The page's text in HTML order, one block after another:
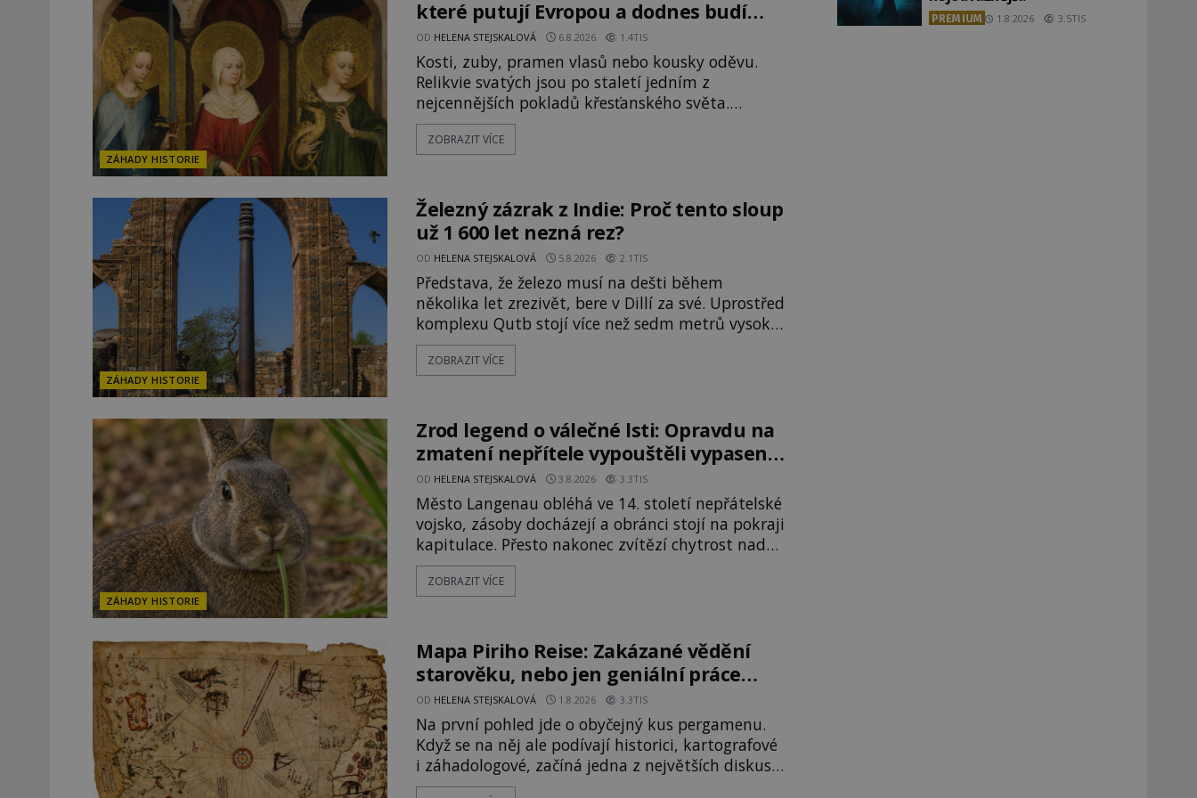
ZÁHADY HISTORIE
které putují Evropou a dodnes budí
úžas
OD HELENA STEJSKALOVÁ 6.8.2026 1.4TIS
Kosti, zuby, pramen vlasů nebo kousky oděvu.
Relikvie svatých jsou po staletí jedním z
nejcennějších pokladů křesťanského světa.
Některé mají pečlivě doloženou historii, jiné
provází záhady, krádeže i nečekané objevy. Jejich
středověké Evropě mají relikvie mimořádnou
hodnotu. Nejsou jen předmětem úcty
ZOBRAZIT VÍCE
ZÁHADY HISTORIE
Železný zázrak z Indie: Proč tento sloup
už 1 600 let nezná rez?
OD HELENA STEJSKALOVÁ 5.8.2026 2.1TIS
Představa, že železo musí na dešti během
několika let zrezivět, bere v Dillí za své. Uprostřed
komplexu Qutb stojí více než sedm metrů vysoký
železný sloup, který už přibližně 1 600 let odolává
počasí s jen nepatrnými stopami koroze. Jeho
materiálech. Moderní metalurgie však ukazuje, že
skutečné vysvětlení je ješt
ZOBRAZIT VÍCE
ZÁHADY HISTORIE
Zrod legend o válečné lsti: Opravdu na
zmatení nepřítele vypouštěli vypasené
králíky?
OD HELENA STEJSKALOVÁ 3.8.2026 3.3TIS
Město Langenau obléhá ve 14. století nepřátelské
vojsko, zásoby docházejí a obránci stojí na pokraji
kapitulace. Přesto nakonec zvítězí chytrost nad
hrubou silou. Podle staré německé legendy
vypustí obyvatelé za hradby dobře živeného
městě ubývají zásoby a každý den znamená další
porci strádá
ZOBRAZIT VÍCE
Mapa Piriho Reise: Zakázané vědění
starověku, nebo jen geniální práce
osmanského admirála?
OD HELENA STEJSKALOVÁ 1.8.2026 3.3TIS
Na první pohled jde o obyčejný kus pergamenu.
Když se na něj ale podívají historici, kartografové
i záhadologové, začíná jedna z největších diskusí
moderní historie. Osmanský admirál Piri Reis
PREMIUM 1.8.2026 3.5TIS